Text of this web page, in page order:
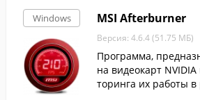
Windows MSI Afterburner
Версия: 4.6.4 (51.75 МБ)
Программа,
на видеокарт
торинга их работы